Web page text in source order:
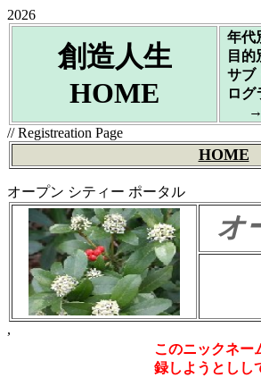
2026
創造人生
HOME
年代
目的
サブ
ログ
→
// Registreation Page
HOME
オープン シティー ポータル
オ
,
このニックネー
録しようとしし